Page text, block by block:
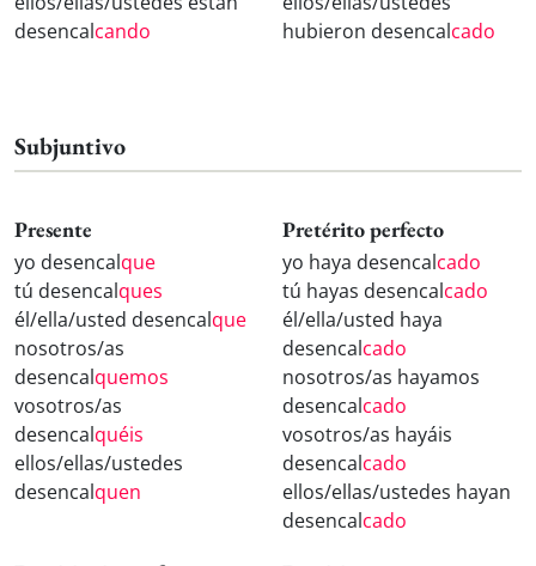
desencalcando
hubieron desencalcado
Subjuntivo
Presente
yo desencalque
tú desencalques
él/ella/usted desencalque
nosotros/as
desencalquemos
vosotros/as
desencalquéis
ellos/ellas/ustedes
desencalquen
Pretérito perfecto
yo haya desencalcado
tú hayas desencalcado
él/ella/usted haya
desencalcado
nosotros/as hayamos
desencalcado
vosotros/as hayáis
desencalcado
ellos/ellas/ustedes hayan
desencalcado